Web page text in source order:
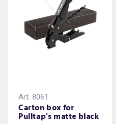
Art. 8061
Carton box for
Pulltap's matte black